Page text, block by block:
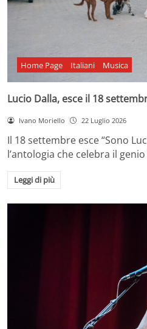
Home Page Italiani Musica
Lucio Dalla, esce il 18
Ivano Moriello 22 Luglio 2026
Il 18 settembre esce “Sono
l’antologia che celebra il
Leggi di più